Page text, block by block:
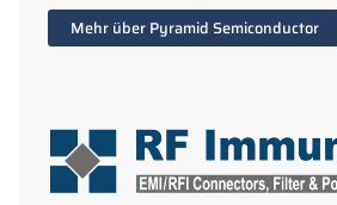
Mehr über Pyramid Semiconductor